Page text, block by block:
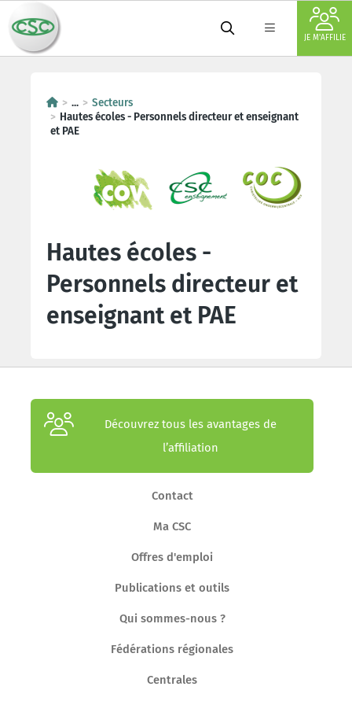
JE M'AFFILIE
...
Secteurs
Hautes écoles - Personnels directeur et enseignant
et PAE
Hautes écoles -
Personnels directeur et
enseignant et PAE
Découvrez tous les avantages de
l’affiliation
Contact
Ma CSC
Offres d'emploi
Publications et outils
Qui sommes-nous ?
Fédérations régionales
Centrales